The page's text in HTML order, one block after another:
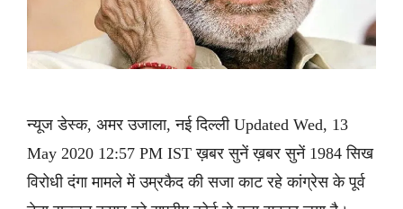
न्यूज डेस्क, अमर उजाला, नई दिल्ली Updated Wed, 13
May 2020 12:57 PM IST ख़बर सुनें ख़बर सुनें 1984 सिख
विरोधी दंगा मामले में उम्रकैद की सजा काट रहे कांग्रेस के पूर्व